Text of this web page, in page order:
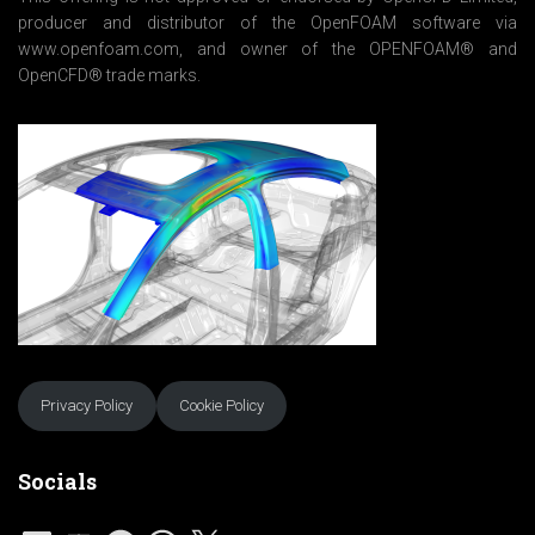
producer and distributor of the OpenFOAM software via
www.openfoam.com, and owner of the OPENFOAM® and
OpenCFD® trade marks.
Privacy Policy Cookie Policy
Socials